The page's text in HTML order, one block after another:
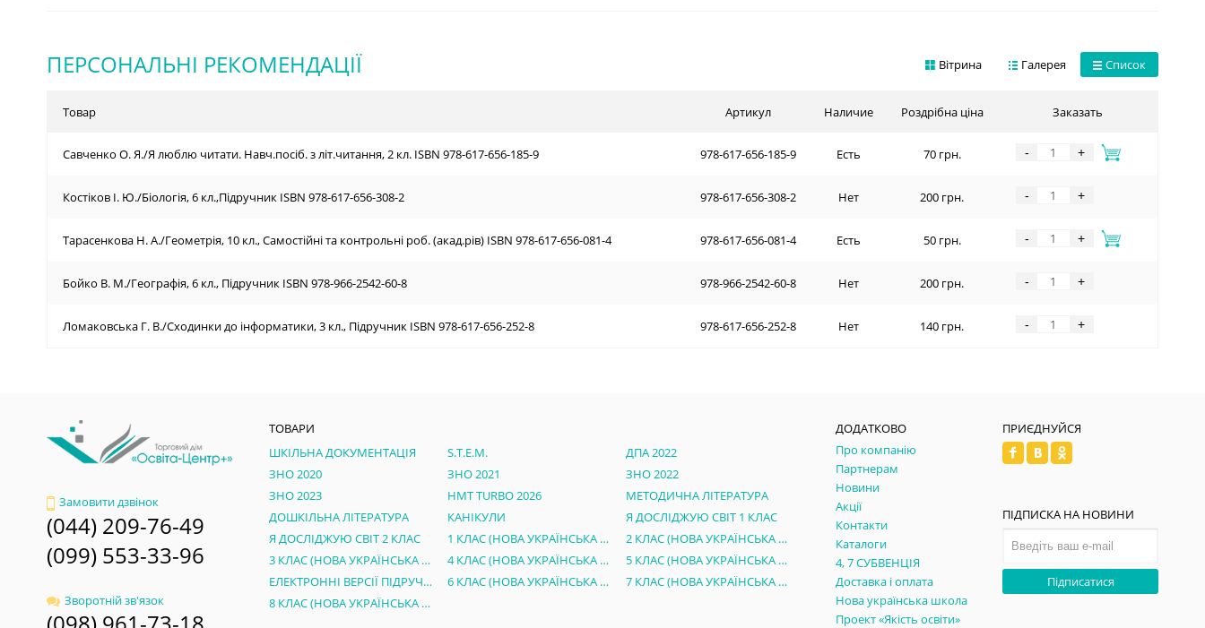
ПЕРСОНАЛЬНІ РЕКОМЕНДАЦІЇ Список
Галерея
Вітрина
Товар Артикул Наличие Роздрібна ціна Заказать
Савченко О. Я./Я люблю читати. Навч.посіб. з літ.читання, 2 кл. ISBN 978-617-656-185-9 978-617-656-185-9 Есть 70 грн. - +
Костіков І. Ю./Біологія, 6 кл.,Підручник ISBN 978-617-656-308-2 978-617-656-308-2 Нет 200 грн. - +
Тарасенкова Н. А./Геометрія, 10 кл., Самостійні та контрольні роб. (акад.рів) ISBN 978-617-656-081-4 978-617-656-081-4 Есть 50 грн. - +
Бойко В. М./Географія, 6 кл., Підручник ISBN 978-966-2542-60-8 978-966-2542-60-8 Нет 200 грн. - +
Ломаковська Г. В./Сходинки до інформатики, 3 кл., Підручник ISBN 978-617-656-252-8 978-617-656-252-8 Нет 140 грн. - +
Замовити дзвінок
(044) 209-76-49
(099) 553-33-96
Зворотній зв'язок
ТОВАРИ
ШКІЛЬНА ДОКУМЕНТАЦІЯ
S.T.E.M.
ДПА 2022
ЗНО 2020
ЗНО 2021
ЗНО 2022
ЗНО 2023
НМТ TURBO 2026
МЕТОДИЧНА ЛІТЕРАТУРА
ДОШКІЛЬНА ЛІТЕРАТУРА
КАНІКУЛИ
Я ДОСЛІДЖУЮ СВІТ 1 КЛАС
Я ДОСЛІДЖУЮ СВІТ 2 КЛАС
1 КЛАС (НОВА УКРАЇНСЬКА ШКОЛА)
2 КЛАС (НОВА УКРАЇНСЬКА ШКОЛА)
3 КЛАС (НОВА УКРАЇНСЬКА ШКОЛА)
4 КЛАС (НОВА УКРАЇНСЬКА ШКОЛА)
5 КЛАС (НОВА УКРАЇНСЬКА ШКОЛА)
ЕЛЕКТРОННІ ВЕРСІЇ ПІДРУЧНИКІВ 5 КЛАС НУШ
6 КЛАС (НОВА УКРАЇНСЬКА ШКОЛА)
7 КЛАС (НОВА УКРАЇНСЬКА ШКОЛА)
8 КЛАС (НОВА УКРАЇНСЬКА ШКОЛА)
ДОДАТКОВО
Про компанію
Партнерам
Новини
Акції
Контакти
Каталоги
4, 7 СУБВЕНЦІЯ
Доставка і оплата
Нова українська школа
Проект «Якість освіти»
ПРИЄДНУЙСЯ
ПІДПИСКА НА НОВИНИ
Підписатися